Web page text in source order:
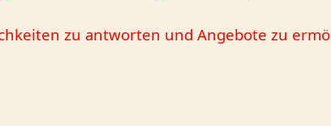
zu antworten und Angebote zu